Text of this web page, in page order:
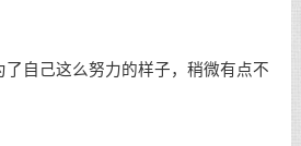
己这么努力的样子，稍微有点不